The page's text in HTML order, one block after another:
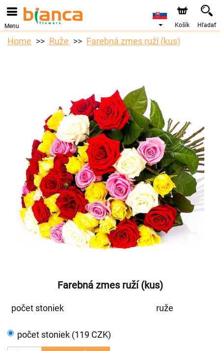
Menu Košík Hľadať
Home Ruže Farebná zmes ruží (kus)
Farebná zmes ruží (kus)
počet stoniek ruže
počet stoniek (119 CZK)